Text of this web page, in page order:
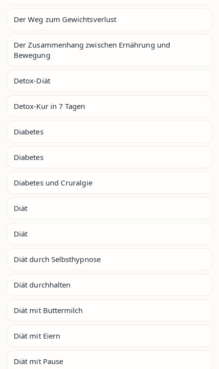
Der Weg zum Gewichtsverlust
Der Zusammenhang zwischen Ernährung und
Bewegung
Detox-Diät
Detox-Kur in 7 Tagen
Diabetes
Diabetes
Diabetes und Cruralgie
Diät
Diät
Diät durch Selbsthypnose
Diät durchhalten
Diät mit Buttermilch
Diät mit Eiern
Diät mit Pause